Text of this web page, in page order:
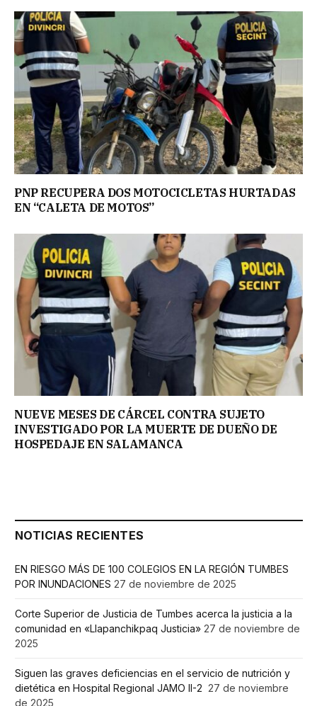
PNP RECUPERA DOS MOTOCICLETAS HURTADAS
EN “CALETA DE MOTOS”
NUEVE MESES DE CÁRCEL CONTRA SUJETO
INVESTIGADO POR LA MUERTE DE DUEÑO DE
HOSPEDAJE EN SALAMANCA
NOTICIAS RECIENTES
EN RIESGO MÁS DE 100 COLEGIOS EN LA REGIÓN TUMBES
POR INUNDACIONES 27 de noviembre de 2025
Corte Superior de Justicia de Tumbes acerca la justicia a la
comunidad en «Llapanchikpaq Justicia» 27 de noviembre de
2025
Siguen las graves deficiencias en el servicio de nutrición y
dietética en Hospital Regional JAMO II-2 27 de noviembre
de 2025